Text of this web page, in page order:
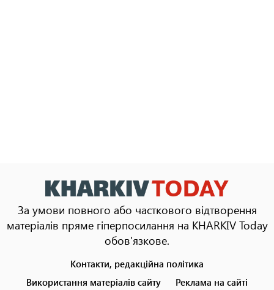
За умови повного або часткового відтворення
матеріалів пряме гіперпосилання на KHARKIV Today
обов'язкове.
menu
Контакти, редакційна політика
Використання матеріалів сайту
Реклама на сайті